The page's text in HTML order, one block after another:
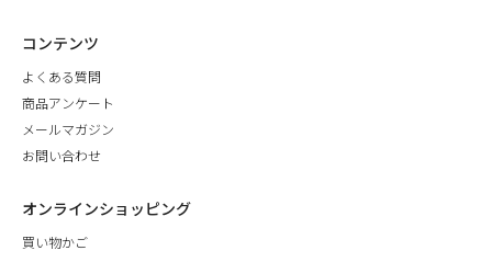
コンテンツ
よくある質問
商品アンケート
メールマガジン
お問い合わせ
オンラインショッピング
買い物かご